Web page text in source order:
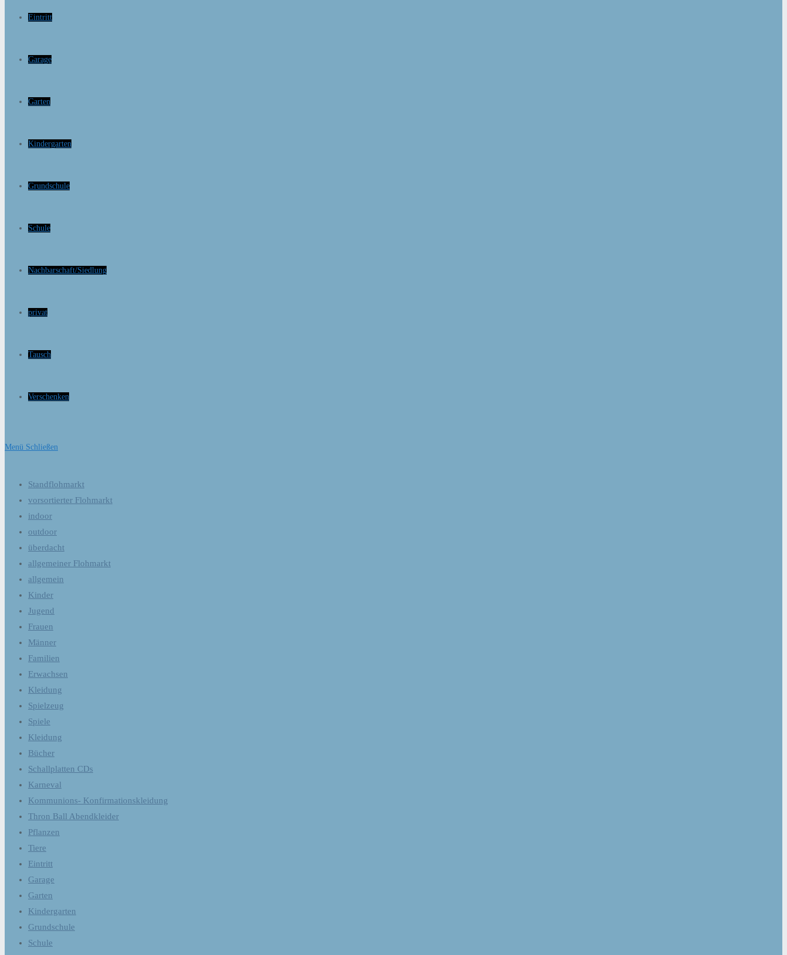
Eintritt
Garage
Garten
Kindergarten
Grundschule
Schule
Nachbarschaft/Siedlung
privat
Tausch
Verschenken
Menü Schließen
Standflohmarkt
vorsortierter Flohmarkt
indoor
outdoor
überdacht
allgemeiner Flohmarkt
allgemein
Kinder
Jugend
Frauen
Männer
Familien
Erwachsen
Kleidung
Spielzeug
Spiele
Kleidung
Bücher
Schallplatten CDs
Karneval
Kommunions- Konfirmationskleidung
Thron Ball Abendkleider
Pflanzen
Tiere
Eintritt
Garage
Garten
Kindergarten
Grundschule
Schule